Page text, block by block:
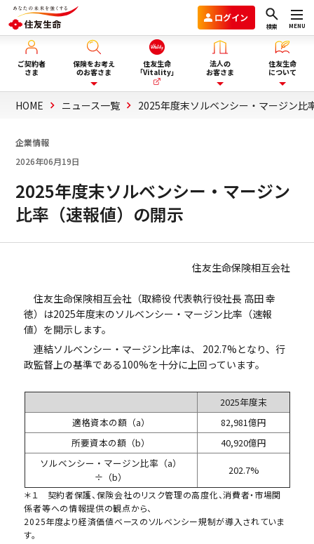
ログイン
検索 MENU
ご契約者
さま
保険をお考え
のお客さま
保険を選ぶ
ぶ
保険選びにお悩みの方へ
資料請求
住友生命
「Vitality」
法人の
お客さま
企業年金のお客さま
ウェルビーイング向上サービス
ビジネスサポートプログラム
スミセイ法人クラブ
住友生命
について
住友生命グループVision2030
サステナビリティ
HOME ニュース一覧 2025年度末ソルベンシー・マージン比
企業情報
2026年06月19日
2025年度末ソルベンシー・マージン
比率（速報値）の開示
住友生命保険相互会社
住友生命保険相互会社（取締役 代表執行役社長 高田 幸
徳）は2025年度末のソルベンシー・マージン比率（速報
値）を開示します。
連結ソルベンシー・マージン比率は、 202.7%となり、行
政監督上の基準である100%を十分に上回っています。
2025年度末
適格資本の額（a）
82,981億円
所要資本の額（b）
40,920億円
ソルベンシー・マージン比率（a）
÷（b）
202.7%
＊１ 契約者保護、保険会社のリスク管理の高度化、消費者・市場関
係者等への情報提供の観点から、
2025年度より経済価値ベースのソルベンシー規制が導入されていま
す。